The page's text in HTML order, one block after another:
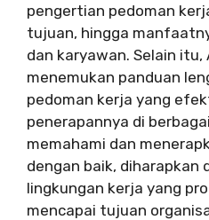
pengertian pedoman
tujuan, hingga
dan karyawan. Selain itu,
menemukan panduan
pedoman kerja yang
penerapannya di
memahami dan
dengan baik,
lingkungan kerja yang
mencapai tujuan